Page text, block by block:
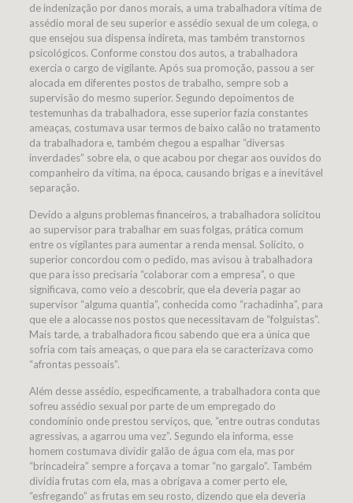
de indenização por danos morais, a uma trabalhadora vítima de
assédio moral de seu superior e assédio sexual de um colega, o
que ensejou sua dispensa indireta, mas também transtornos
psicológicos. Conforme constou dos autos, a trabalhadora
exercia o cargo de vigilante. Após sua promoção, passou a ser
alocada em diferentes postos de trabalho, sempre sob a
supervisão do mesmo superior. Segundo depoimentos de
testemunhas da trabalhadora, esse superior fazia constantes
ameaças, costumava usar termos de baixo calão no tratamento
da trabalhadora e, também chegou a espalhar “diversas
inverdades” sobre ela, o que acabou por chegar aos ouvidos do
companheiro da vítima, na época, causando brigas e a inevitável
separação.
Devido a alguns problemas financeiros, a trabalhadora solicitou
ao supervisor para trabalhar em suas folgas, prática comum
entre os vigilantes para aumentar a renda mensal. Solícito, o
superior concordou com o pedido, mas avisou à trabalhadora
que para isso precisaria “colaborar com a empresa”, o que
significava, como veio a descobrir, que ela deveria pagar ao
supervisor “alguma quantia”, conhecida como “rachadinha”, para
que ele a alocasse nos postos que necessitavam de “folguistas”.
Mais tarde, a trabalhadora ficou sabendo que era a única que
sofria com tais ameaças, o que para ela se caracterizava como
“afrontas pessoais”.
Além desse assédio, especificamente, a trabalhadora conta que
sofreu assédio sexual por parte de um empregado do
condomínio onde prestou serviços, que, “entre outras condutas
agressivas, a agarrou uma vez”. Segundo ela informa, esse
homem costumava dividir galão de água com ela, mas por
“brincadeira” sempre a forçava a tomar “no gargalo”. Também
dividia frutas com ela, mas a obrigava a comer perto ele,
“esfregando” as frutas em seu rosto, dizendo que ela deveria